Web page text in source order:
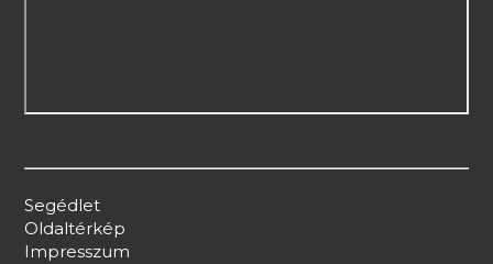
Segédlet
Oldaltérkép
Impresszum